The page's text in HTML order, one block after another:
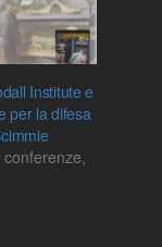
Institute e
per la difesa